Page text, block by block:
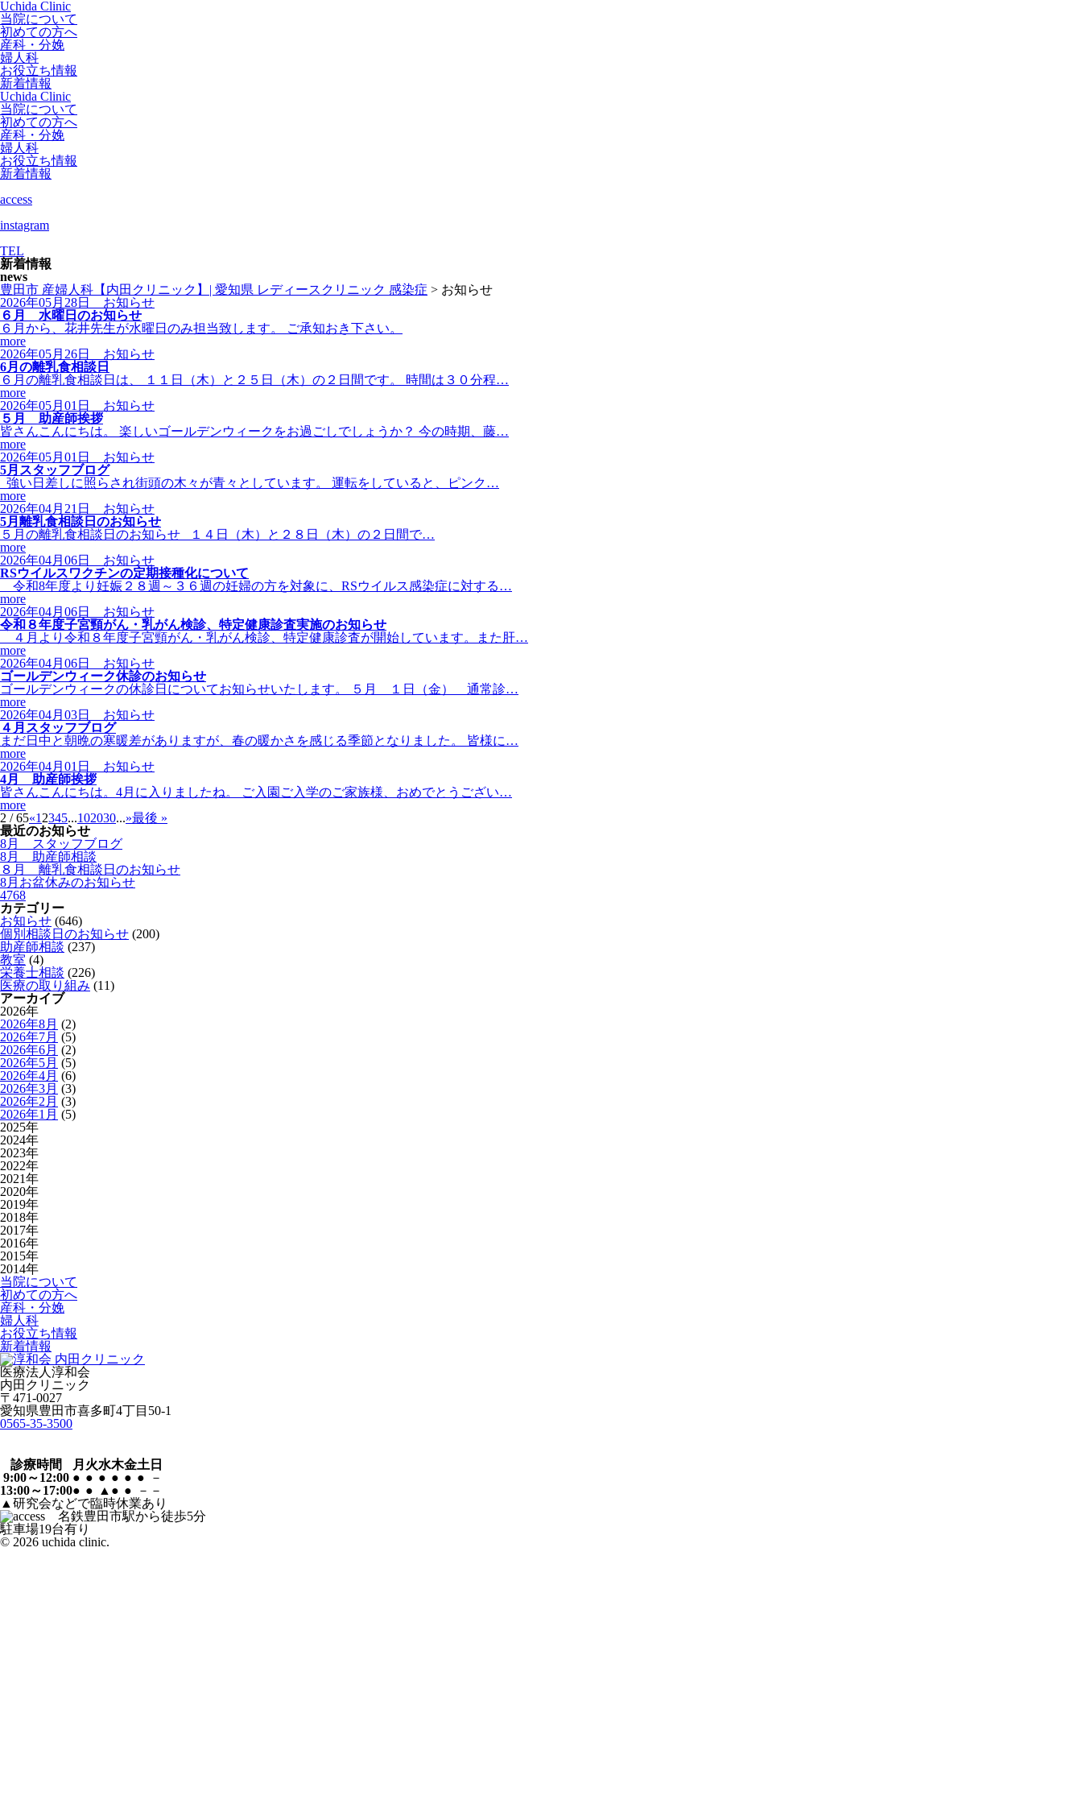
Uchida Clinic
当院について
初めての方へ
産科・分娩
婦人科
お役立ち情報
新着情報
Uchida Clinic
当院について
初めての方へ
産科・分娩
婦人科
お役立ち情報
新着情報
access
instagram
TEL
新着情報
news
豊田市 産婦人科【内田クリニック】| 愛知県 レディースクリニック 感染症 > お知らせ
2026年05月28日 お知らせ
６月 水曜日のお知らせ
６月から、花井先生が水曜日のみ担当致します。 ご承知おき下さい。
more
2026年05月26日 お知らせ
6月の離乳食相談日
６月の離乳食相談日は、 １１日（木）と２５日（木）の２日間です。 時間は３０分程…
more
2026年05月01日 お知らせ
５月 助産師挨拶
皆さんこんにちは。 楽しいゴールデンウィークをお過ごしでしょうか？ 今の時期、藤…
more
2026年05月01日 お知らせ
5月スタッフブログ
強い日差しに照らされ街頭の木々が青々としています。 運転をしていると、ピンク…
more
2026年04月21日 お知らせ
5月離乳食相談日のお知らせ
５月の離乳食相談日のお知らせ １４日（木）と２８日（木）の２日間で…
more
2026年04月06日 お知らせ
RSウイルスワクチンの定期接種化について
令和8年度より妊娠２８週～３６週の妊婦の方を対象に、RSウイルス感染症に対する…
more
2026年04月06日 お知らせ
令和８年度子宮頸がん・乳がん検診、特定健康診査実施のお知らせ
４月より令和８年度子宮頸がん・乳がん検診、特定健康診査が開始しています。また肝…
more
2026年04月06日 お知らせ
ゴールデンウィーク休診のお知らせ
ゴールデンウィークの休診日についてお知らせいたします。 ５月 １日（金） 通常診…
more
2026年04月03日 お知らせ
４月スタッフブログ
まだ日中と朝晩の寒暖差がありますが、春の暖かさを感じる季節となりました。 皆様に…
more
2026年04月01日 お知らせ
4月 助産師挨拶
皆さんこんにちは。4月に入りましたね。 ご入園ご入学のご家族様、おめでとうござい…
more
2 / 65«1 2345...102030...»最後 »
最近のお知らせ
8月 スタッフブログ
8月 助産師相談
８月 離乳食相談日のお知らせ
8月お盆休みのお知らせ
4768
カテゴリー
お知らせ (646)
個別相談日のお知らせ (200)
助産師相談 (237)
教室 (4)
栄養士相談 (226)
医療の取り組み (11)
アーカイブ
2026年
2026年8月 (2)
2026年7月 (5)
2026年6月 (2)
2026年5月 (5)
2026年4月 (6)
2026年3月 (3)
2026年2月 (3)
2026年1月 (5)
2025年
2024年
2023年
2022年
2021年
2020年
2019年
2018年
2017年
2016年
2015年
2014年
当院について
初めての方へ
産科・分娩
婦人科
お役立ち情報
新着情報
医療法人淳和会
内田クリニック
〒471-0027
愛知県豊田市喜多町4丁目50-1
0565-35-3500
診療時間 月 火水木金土 日
9:00～12:00 ● ● ● ● ● ●
－
13:00～17:00● ● ▲ ● ● － －
▲研究会などで臨時休業あり
駐車場19台有り
© 2026 uchida clinic.